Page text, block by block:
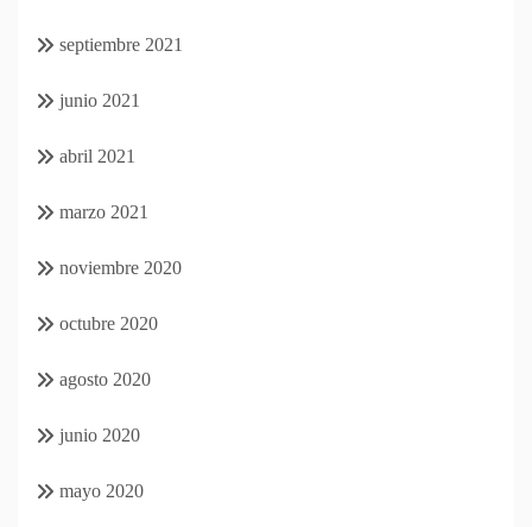
septiembre 2021
junio 2021
abril 2021
marzo 2021
noviembre 2020
octubre 2020
agosto 2020
junio 2020
mayo 2020